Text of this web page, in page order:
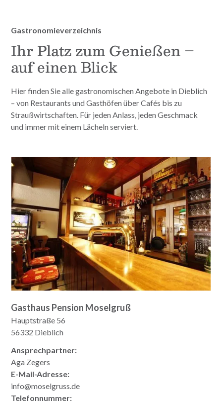
Gastronomieverzeichnis
Ihr Platz zum Genießen –
auf einen Blick
Hier finden Sie alle gastronomischen Angebote in Dieblich
– von Restaurants und Gasthöfen über Cafés bis zu
Straußwirtschaften. Für jeden Anlass, jeden Geschmack
und immer mit einem Lächeln serviert.
Gasthaus Pension Moselgruß
Hauptstraße 56
56332 Dieblich
Ansprechpartner:
Aga Zegers
E-Mail-Adresse:
info@moselgruss.de
Telefonnummer: